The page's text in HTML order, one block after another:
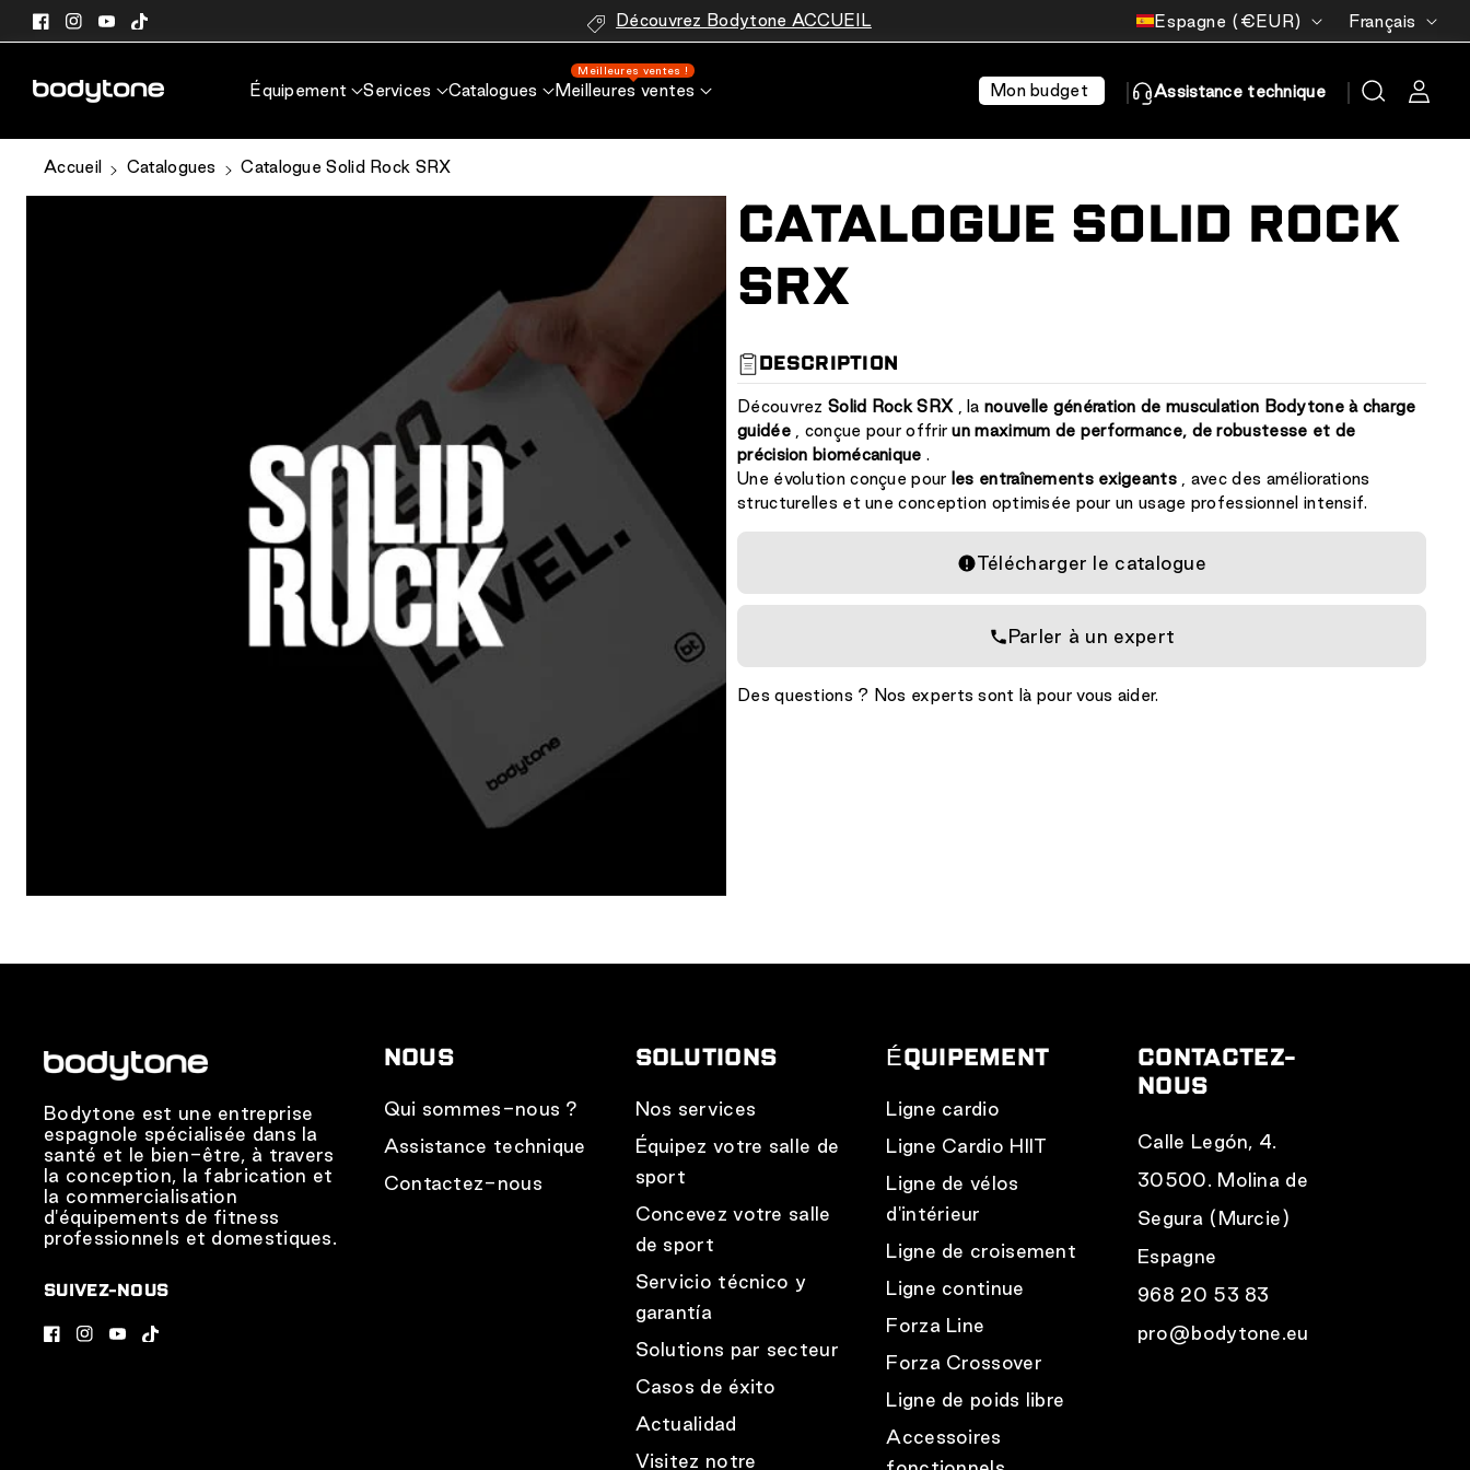
passer au
contenu
Facebook
Instagram
YouTube
TikTok
Découvrez Bodytone ACCUEIL Pays/région Espagne (€EUR) Langue
Français
Équipement Services Catalogues
Meilleures ventes !
Meilleures ventes Mon budget Assistance technique
Accueil Catalogues
Catalogue Solid Rock SRX
CATALOGUE SOLID ROCK
SRX
K
U
DESCRIPTION
Découvrez Solid Rock SRX , lanouvelle génération de musculation Bodytone à charge
guidée, conçue pour offrirun maximum de performance, de robustesse et de
précision biomécanique .
Une évolution conçue pour les entraînements exigeants, avec des améliorations
structurelles et une conception optimisée pour un usage professionnel intensif.
Télécharger le catalogue
Parler à un expert
Des questions ? Nos experts sont là pour vous aider.
Bodytone est une entreprise
espagnole spécialisée dans la
santé et le bien-être, à travers
la conception, la fabrication et
la commercialisation
d'équipements de fitness
professionnels et domestiques.
SUIVEZ-NOUS
F
I
Y
T
NOUS
Qui sommes-nous ?
Assistance technique
Contactez-nous
SOLUTIONS
Nos services
Équipez votre salle de
sport
Concevez votre salle
de sport
Servicio técnico y
garantía
Solutions par secteur
Casos de éxito
Actualidad
Visitez notre
ÉQUIPEMENT
Ligne cardio
Ligne Cardio HIIT
Ligne de vélos
d'intérieur
Ligne de croisement
Ligne continue
Forza Line
Forza Crossover
Ligne de poids libre
Accessoires
CONTACTEZ-
NOUS
Calle Legón, 4.
30500. Molina de
Segura (Murcie)
Espagne
968 20 53 83
pro@bodytone.eu